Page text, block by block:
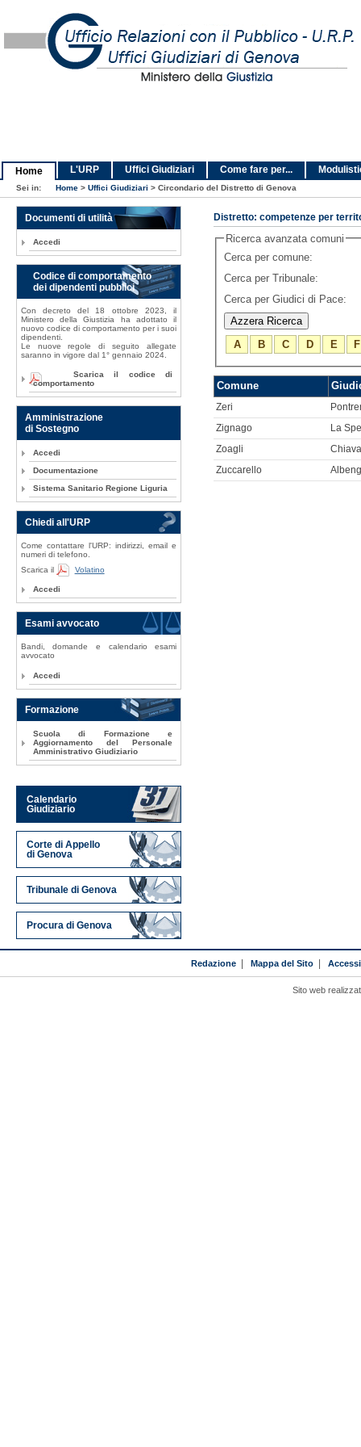
Home L'URP Uffici Giudiziari Come fare per...
Sei in: Home > Uffici Giudiziari > Circondario del Distretto di Genova
Distretto: competenze per
Ricerca avanzata comuni
Cerca per comune:
Cerca per Tribunale:
Cerca per Giudici di Pace:
A B C D E F
Comune
Zeri
Zignago La
Zoagli
Zuccarello
Documenti di utilità
Accedi
Codice di comportamento
dei dipendenti pubblici
Con decreto del 18 ottobre 2023, il
Ministero della Giustizia ha adottato il
nuovo codice di comportamento per i suoi
dipendenti.
Le nuove regole di seguito allegate
saranno in vigore dal 1° gennaio 2024.
Scarica il codice di
comportamento
Amministrazione
di Sostegno
Accedi
Documentazione
Sistema Sanitario Regione Liguria
Chiedi all'URP
Come contattare l'URP: indirizzi, email e
numeri di telefono.
Scarica il
Volatino
Accedi
Esami avvocato
Bandi, domande e calendario esami
avvocato
Accedi
Formazione
Scuola di Formazione e
Aggiornamento del Personale
Amministrativo Giudiziario
Calendario
Giudiziario
Corte di Appello
di Genova
Tribunale di Genova
Procura di Genova
Redazione| Mappa del Sito|
Sito web